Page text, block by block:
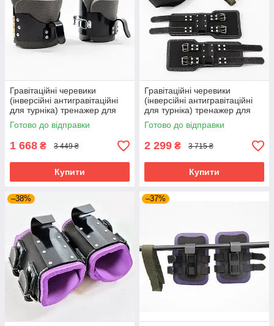
Гравітаційні черевики
(інверсійні антигравітаційні
для турніка) тренажер для
спини OSPORT Pro (OF-
0005)
Готово до відправки
1 668 ₴ 3 449 ₴
Купити
Гравітаційні черевики
(інверсійні антигравітаційні
для турніка) тренажер для
спини OSPORT Premium
(OF-0003) Чорно-сірий
Готово до відправки
2 299 ₴ 3 715 ₴
Купити
–38% –37%